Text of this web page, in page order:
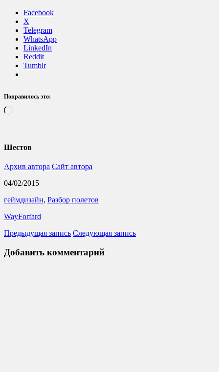
Facebook
X
Telegram
WhatsApp
LinkedIn
Reddit
Tumblr
Понравилось это:
Шестов
Архив автора Сайт автора
04/02/2015
геймдизайн, Разбор полетов
WayForfard
Предыдущая запись Следующая запись
Добавить комментарий